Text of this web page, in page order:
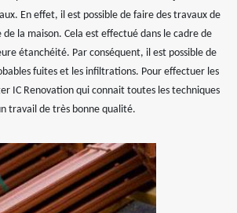
En effet, il est possible de faire des travaux de
la maison. Cela est effectué dans le cadre de
étanchéité. Par conséquent, il est possible de
fuites et les infiltrations. Pour effectuer les
IC Renovation qui connait toutes les techniques
travail de très bonne qualité.